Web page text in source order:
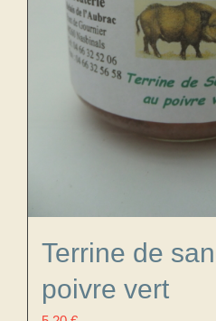
Terrine de
poivre vert